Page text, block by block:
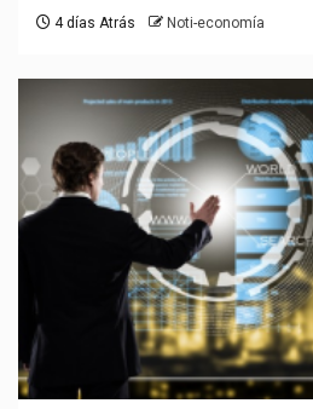
4 días Atrás Noti-economía